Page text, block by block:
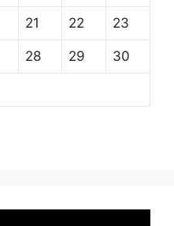
21 22 23
28 29 30